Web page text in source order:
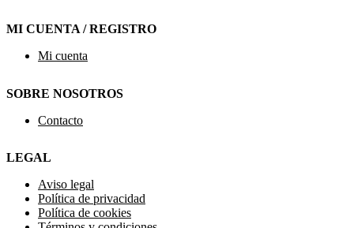
MI CUENTA / REGISTRO
Mi cuenta
SOBRE NOSOTROS
Contacto
LEGAL
Aviso legal
Política de privacidad
Política de cookies